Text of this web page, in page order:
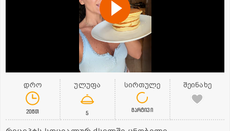
დრო
20წთ
ულუფა
5
სირთულე
მარტივი
შეინახე